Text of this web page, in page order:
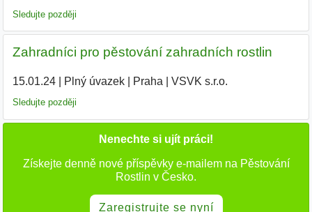
Sledujte později
Zahradníci pro pěstování zahradních rostlin
15.01.24| Plný úvazek| Praha VSVK s.r.o.
Sledujte později
Nenechte si ujít práci!
Získejte denně nové příspěvky e-mailem na Pěstování
Rostlin v Česko.
Zaregistrujte se nyní